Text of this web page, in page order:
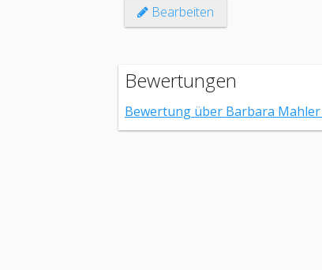
Bearbeiten
Bewertungen
Bewertung über Barbara